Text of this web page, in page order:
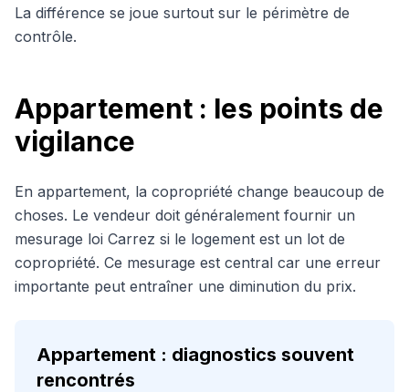
La différence se joue surtout sur le périmètre de
contrôle.
Appartement : les points de
vigilance
En appartement, la copropriété change beaucoup de
choses. Le vendeur doit généralement fournir un
mesurage loi Carrez si le logement est un lot de
copropriété. Ce mesurage est central car une erreur
importante peut entraîner une diminution du prix.
Appartement : diagnostics souvent
rencontrés